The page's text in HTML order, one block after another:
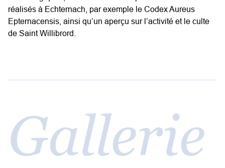
réalisés à Echternach, par exemple le Codex Aureus
Epternacensis, ainsi qu’un aperçu sur l’activité et le culte
de Saint Willibrord.
Gallerie